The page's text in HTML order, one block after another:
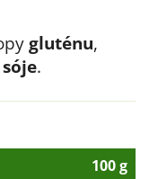
gluténu,
sóje.
100 g